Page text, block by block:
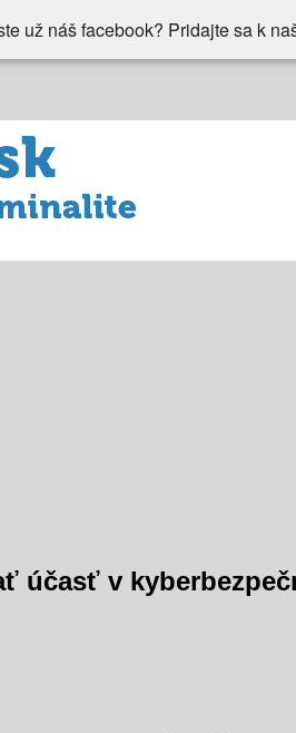
už náš facebook? Pridajte sa k
účasť v